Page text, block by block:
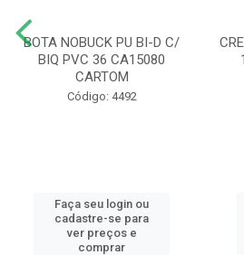
BOTA NOBUCK PU BI-D C/
BIQ PVC 36 CA15080
CARTOM
Código: 4492
Faça seu login ou
cadastre-se para
ver preços e
comprar